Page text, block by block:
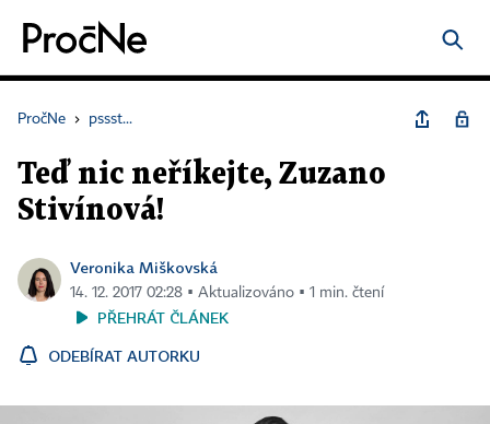
PročNe › pssst...
Teď nic neříkejte, Zuzano
Stivínová!
Veronika Miškovská
14. 12. 2017 02:28 ▪ Aktualizováno ▪ 1 min. čtení
PŘEHRÁT ČLÁNEK
ODEBÍRAT AUTORKU